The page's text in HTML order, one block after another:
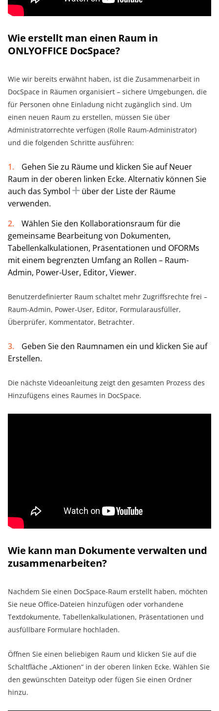
Wie erstellt man einen Raum in
ONLYOFFICE DocSpace?
Wie wir bereits erwähnt haben, ist die Zusammenarbeit in
DocSpace in Räumen organisiert – sichere Umgebungen, die
für Personen ohne Einladung nicht zugänglich sind. Um
einen neuen Raum zu erstellen, müssen Sie über
Administratorrechte verfügen (Rolle Raum-Administrator)
und die folgenden Schritte ausführen:
Gehen Sie zu Räume und klicken Sie auf Neuer
Raum in der oberen linken Ecke. Alternativ können Sie
auch das Symbol
über der Liste der Räume
verwenden.
Wählen Sie den Kollaborationsraum für die
gemeinsame Bearbeitung von Dokumenten,
Tabellenkalkulationen, Präsentationen und OFORMs
mit einem begrenzten Umfang an Rollen – Raum-
Admin, Power-User, Editor, Viewer.
Benutzerdefinierter Raum schaltet mehr Zugriffsrechte frei –
Raum-Admin, Power-User, Editor, Formularausfüller,
Überprüfer, Kommentator, Betrachter.
Geben Sie den Raumnamen ein und klicken Sie auf
Erstellen.
Die nächste Videoanleitung zeigt den gesamten Prozess des
Hinzufügens eines Raumes in DocSpace.
Wie kann man Dokumente verwalten und
zusammenarbeiten?
Nachdem Sie einen DocSpace-Raum erstellt haben, möchten
Sie neue Office-Dateien hinzufügen oder vorhandene
Textdokumente, Tabellenkalkulationen, Präsentationen und
ausfüllbare Formulare hochladen.
Öffnen Sie einen beliebigen Raum und klicken Sie auf die
Schaltfläche „Aktionen“ in der oberen linken Ecke. Wählen Sie
den gewünschten Dateityp oder fügen Sie einen Ordner
hinzu.